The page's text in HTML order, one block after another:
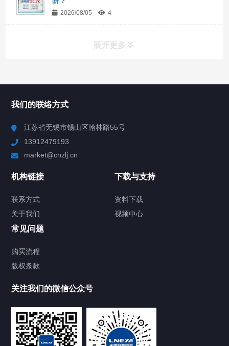
2026/08/05 4
展开更多
Chiller高精度制冷循环器
TCU温度控制单元
Chiller气体控温系统
Chamber试验箱
我们的联络方式
江苏省无锡市锡山区翰林路55号
13912479193
market@cnzlj.cn
机构链接
联系方式
关于我们
下载与支持
资料下载
视频中心
常见问题
购买流程
版权条款
关注我们的微信公众号